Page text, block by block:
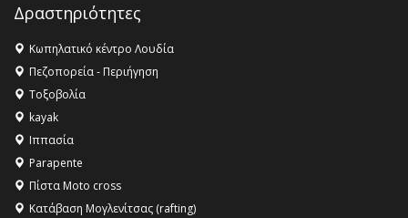
16:27 - Όλυμπος: Εντάχθηκε στον Κατάλογο Παγκόσμιας
Κληρονομιάς της UNESCO – Ομόφωνη η απόφαση Ο
Όλυμπος αναγνωρίστηκε ως φυσικό και πολιτιστικό
αγαθό εξέχουσας οικουμενικής αξίας για την
ανθρωπότητα
16:18 -
ΣΤΗΝ ΕΔΕΣΣΑ
Δραστηριότητες
Κωπηλατικό κέντρο Λουδία
Πεζοπορεία - Περιήγηση
Τοξοβολία
kayak
Ιππασία
Parapente
Πίστα Moto cross
Κατάβαση Μογλενίτσας (rafting)